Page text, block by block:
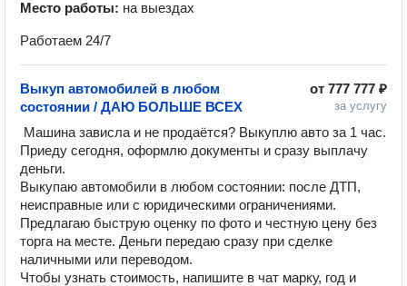
Место работы: на выездах
Работаем 24/7
от 777 777 ₽
за услугу
Выкуп автомобилей в любом
состоянии / ДАЮ БОЛЬШЕ ВСЕХ
Приеду сегодня, оформлю документы и сразу выплачу
деньги.
Выкупаю автомобили в любом состоянии: после ДТП,
неисправные или с юридическими ограничениями.
Предлагаю быструю оценку по фото и честную цену без
торга на месте. Деньги передаю сразу при сделке
наличными или переводом.
Чтобы узнать стоимость, напишите в чат марку, год и